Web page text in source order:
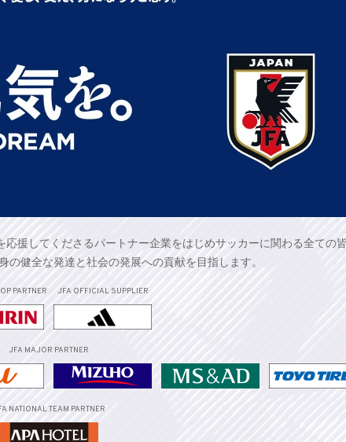
援してくださるパートナー企業をはじめサッカーに関わる全ての
健全な発達と社会の発展への貢献を目指します。
PARTNER JFA OFFICIAL SUPPLIER
JFA MAJOR PARTNER
NATIONAL TEAM PARTNER